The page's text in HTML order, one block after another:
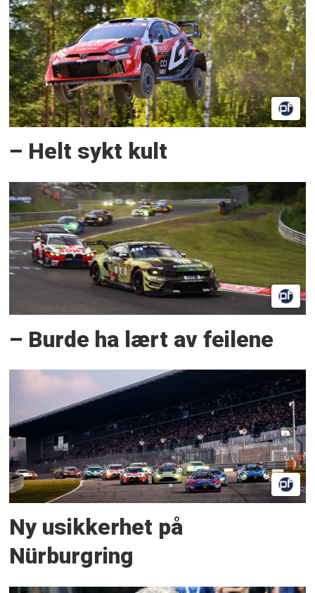
– Helt sykt kult
– Burde ha lært av feilene
Ny usikkerhet på
Nürburgring